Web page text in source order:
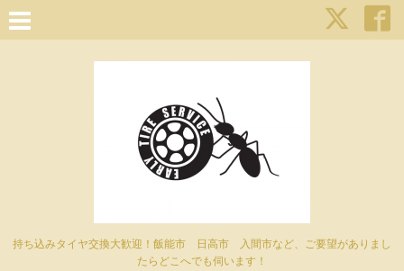
持ち込みタイヤ交換大歓迎！飯能市 日高市 入間市など、ご要望がありまし
たらどこへでも伺います！